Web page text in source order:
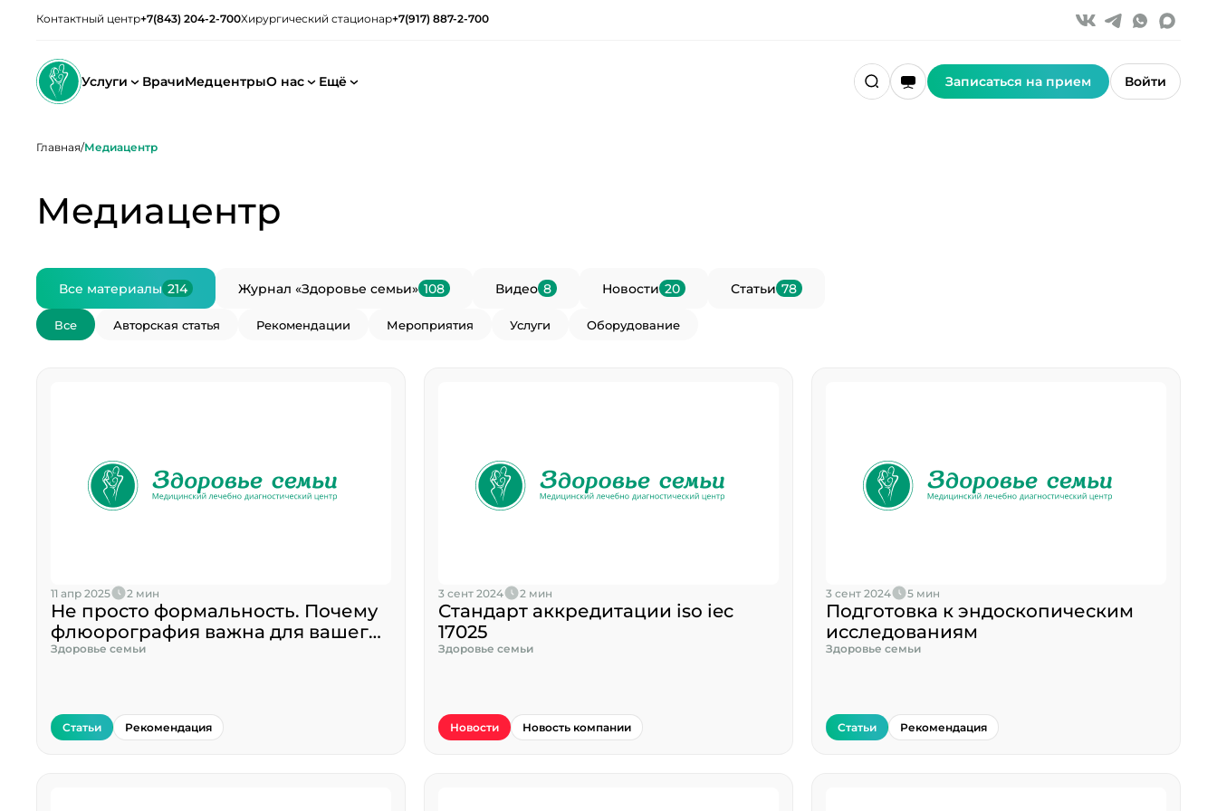
Контактный центр+7(843) 204-2-700Хирургический стационар+7(917) 887-2-700
Услуги ВрачиМедцентрыО нас Ещё Записаться на прием Войти
Главная/Медиацентр
Медиацентр
Все материалы 214 Журнал «Здоровье семьи» 108 Видео 8 Новости 20 Статьи 78
Все Авторская статья Рекомендации Мероприятия Услуги Оборудование
11 апр 2025 2 мин
Не просто формальность. Почему
флюорография важна для вашего
здоровья?
Здоровье семьи
Статьи Рекомендация
3 сент 2024 2 мин
Стандарт аккредитации iso iec
17025
Здоровье семьи
Новости Новость компании
3 сент 2024 5 мин
Подготовка к эндоскопическим
исследованиям
Здоровье семьи
Статьи Рекомендация